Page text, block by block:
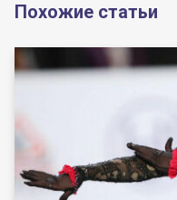
Похожие статьи